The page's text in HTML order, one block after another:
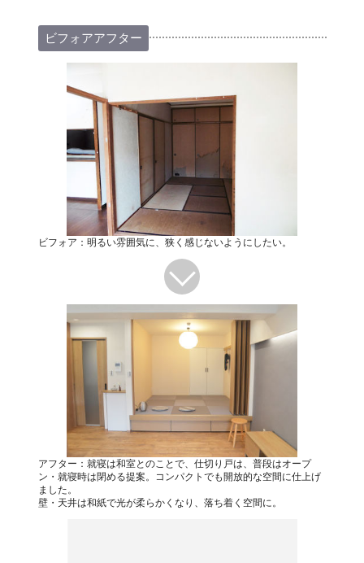
ビフォアアフター
ビフォア：明るい雰囲気に、狭く感じないようにしたい。
アフター：就寝は和室とのことで、仕切り戸は、普段はオープ
ン・就寝時は閉める提案。コンパクトでも開放的な空間に仕上げ
ました。
壁・天井は和紙で光が柔らかくなり、落ち着く空間に。